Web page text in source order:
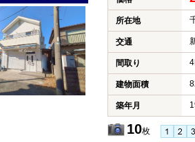
所在地
交通
間取り
建物面積
築年月
10枚